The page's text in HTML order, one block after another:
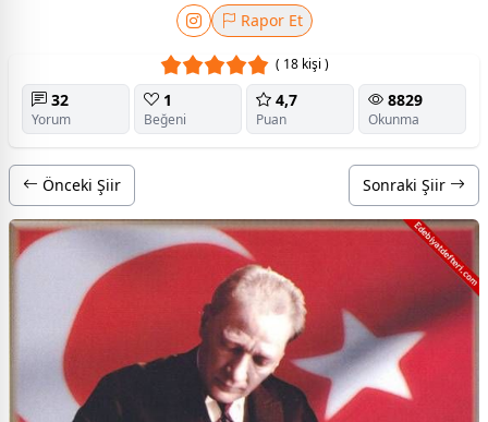
Rapor Et
( 18 kişi )
32
Yorum
1
Beğeni
4,7
Puan
8829
Okunma
Önceki Şiir Sonraki Şiir